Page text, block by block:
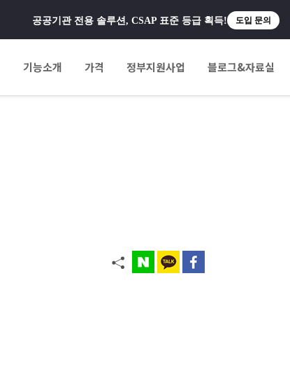
공공기관 전용 솔루션, CSAP 표준 등급 획득! 도입 문의
기능소개 가격 정부지원사업 블로그&자료실